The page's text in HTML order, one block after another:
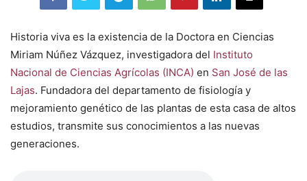
Historia viva es la existencia de la Doctora en Ciencias
Miriam Núñez Vázquez, investigadora del Instituto
Nacional de Ciencias Agrícolas (INCA) en San José de las
Lajas. Fundadora del departamento de fisiología y
mejoramiento genético de las plantas de esta casa de altos
estudios, transmite sus conocimientos a las nuevas
generaciones.